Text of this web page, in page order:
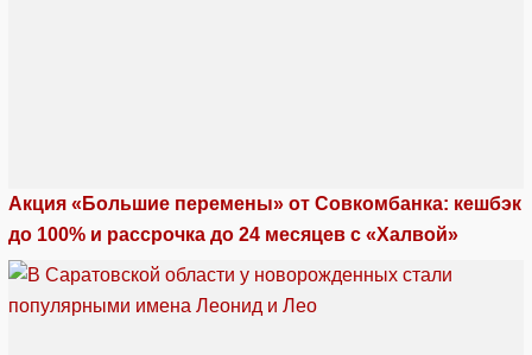
Акция «Большие перемены» от Совкомбанка: кешбэк
до 100% и рассрочка до 24 месяцев с «Халвой»